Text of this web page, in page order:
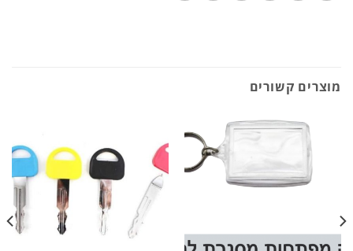
מוצרים קשורים